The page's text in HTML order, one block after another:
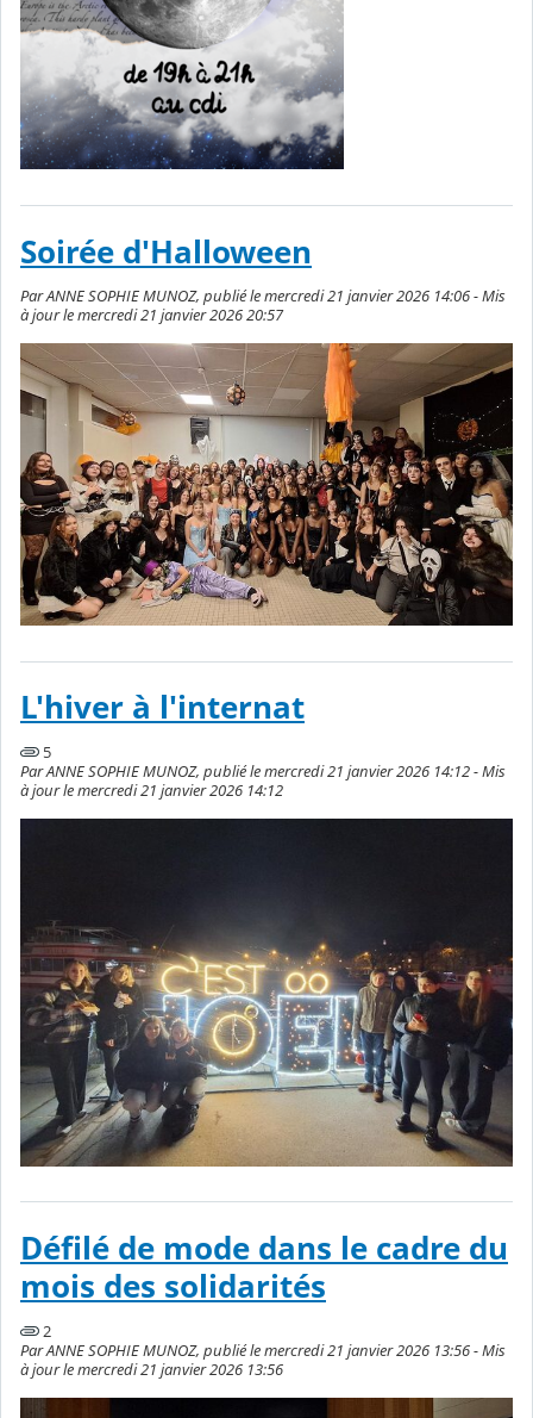
Soirée d'Halloween
Par ANNE SOPHIE MUNOZ, publié le mercredi 21 janvier 2026 14:06 - Mis
à jour le mercredi 21 janvier 2026 20:57
L'hiver à l'internat
5
Par ANNE SOPHIE MUNOZ, publié le mercredi 21 janvier 2026 14:12 - Mis
à jour le mercredi 21 janvier 2026 14:12
Défilé de mode dans le cadre du
mois des solidarités
2
Par ANNE SOPHIE MUNOZ, publié le mercredi 21 janvier 2026 13:56 - Mis
à jour le mercredi 21 janvier 2026 13:56